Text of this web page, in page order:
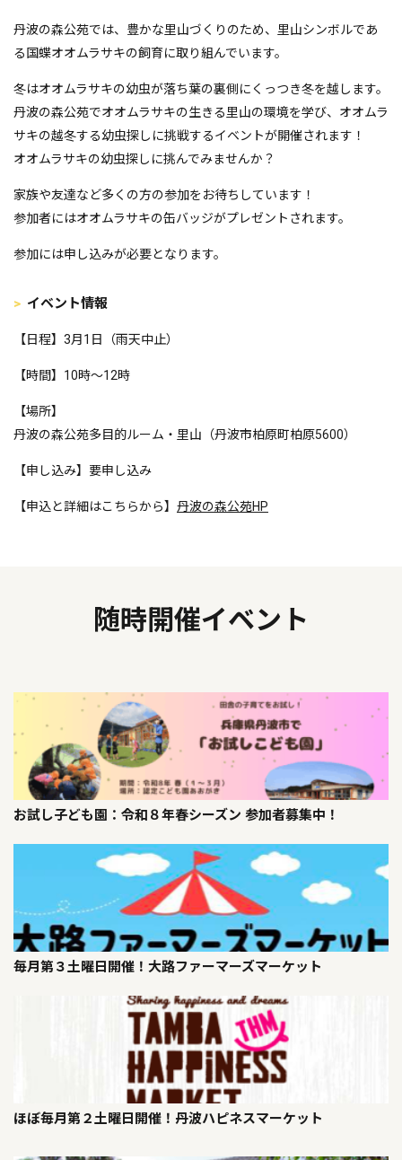
丹波の森公苑では、豊かな里山づくりのため、里山シンボルであ
る国蝶オオムラサキの飼育に取り組んでいます。
冬はオオムラサキの幼虫が落ち葉の裏側にくっつき冬を越します。
丹波の森公苑でオオムラサキの生きる里山の環境を学び、オオムラ
サキの越冬する幼虫探しに挑戦するイベントが開催されます！
オオムラサキの幼虫探しに挑んでみませんか？
家族や友達など多くの方の参加をお待ちしています！
参加者にはオオムラサキの缶バッジがプレゼントされます。
参加には申し込みが必要となります。
イベント情報
【日程】3月1日（雨天中止）
【時間】10時～12時
【場所】
丹波の森公苑多目的ルーム・里山（丹波市柏原町柏原5600）
【申し込み】要申し込み
【申込と詳細はこちらから】 丹波の森公苑HP
随時開催イベント
お試し子ども園：令和８年春シーズン 参加者募集中！
毎月第３土曜日開催！大路ファーマーズマーケット
ほぼ毎月第２土曜日開催！丹波ハピネスマーケット